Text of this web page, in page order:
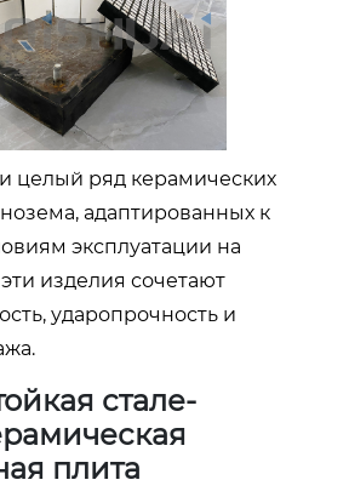
целый ряд керамических
адаптированных к
эксплуатации на
изделия сочетают
ударопрочность и
стале-
плита